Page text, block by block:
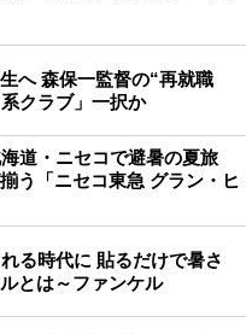
へ 森保一監督の“再就職
クラブ」一択か
道・ニセコで避暑の夏旅
う「ニセコ東急 グラン・ヒ
る時代に 貼るだけで暑さ
とは～ファンケル